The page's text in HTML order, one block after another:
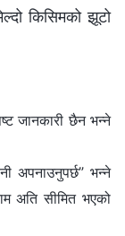
किसिमको झूटो
जानकारी छैन भन्‍ने
अपनाउनुपर्छ” भन्‍ने
अति सीमित भएको